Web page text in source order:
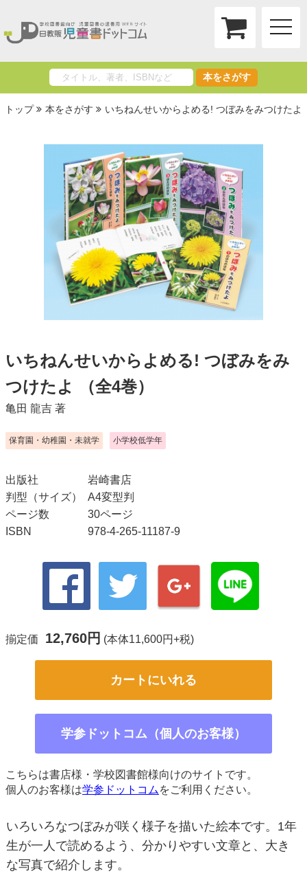
toggle
本をさがす
トップ 本をさがす いちねんせいからよめる! つぼみをみつけたよ
いちねんせいからよめる! つぼみをみ
つけたよ
（全4巻）
亀田 龍吉 著
保育園・幼稚園・未就学 小学校低学年
出版社
岩崎書店
判型（サイズ）
A4変型判
ページ数
30ページ
ISBN
978-4-265-11187-9
揃定価 12,760円 (本体11,600円+税)
カートにいれる
学参ドットコム（個人のお客様）
こちらは書店様・学校図書館様向けのサイトです。
個人のお客様は学参ドットコム をご利用ください。
いろいろなつぼみが咲く様子を描いた絵本です。1年
生が一人で読めるよう、分かりやすい文章と、大き
な写真で紹介します。